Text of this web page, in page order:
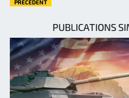
PRÉCÉDENT
PUBLICATIONS